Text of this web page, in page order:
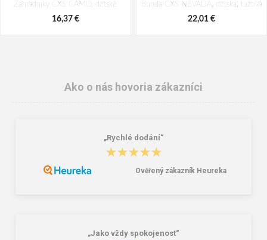
Záhradníky CXS CAMO, detské
16,37 €
Bunda CXS NEVADA, detská, ružová
22,01 €
Ako o nás hovoria zákazníci
„Rychlé dodání“
★★★★★
★★★★★
Ověřený zákazník Heureka
„Jako vždy spokojenost“